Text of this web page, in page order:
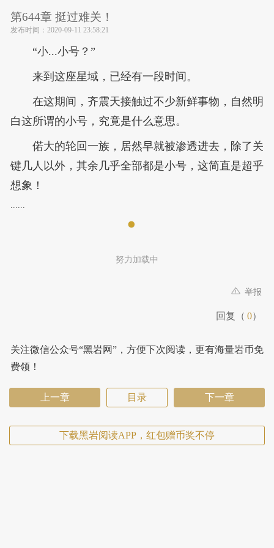
第644章 挺过难关！
发布时间： 2020-09-11 23:58:21
“小...小号？”
来到这座星域，已经有一段时间。
在这期间，齐震天接触过不少新鲜事物，自然明
白这所谓的小号，究竟是什么意思。
偌大的轮回一族，居然早就被渗透进去，除了关
键几人以外，其余几乎全部都是小号，这简直是超乎
想象！
......
努力加载中
举报
回复（ 0）
关注微信公众号“黑岩网”，方便下次阅读，更有海量岩币免
费领！
上一章 目录 下一章
下载黑岩阅读APP，红包赠币奖不停